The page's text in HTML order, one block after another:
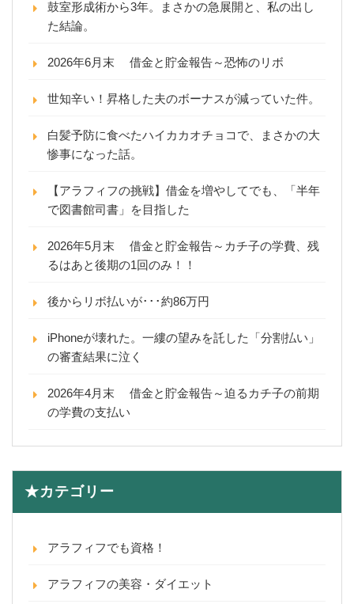
鼓室形成術から3年。まさかの急展開と、私の出し
た結論。
2026年6月末 借金と貯金報告～恐怖のリボ
世知辛い！昇格した夫のボーナスが減っていた件。
白髪予防に食べたハイカカオチョコで、まさかの大
惨事になった話。
【アラフィフの挑戦】借金を増やしてでも、「半年
で図書館司書」を目指した
2026年5月末 借金と貯金報告～カチ子の学費、残
るはあと後期の1回のみ！！
後からリボ払いが･･･約86万円
iPhoneが壊れた。一縷の望みを託した「分割払い」
の審査結果に泣く
2026年4月末 借金と貯金報告～迫るカチ子の前期
の学費の支払い
★カテゴリー
アラフィフでも資格！
アラフィフの美容・ダイエット